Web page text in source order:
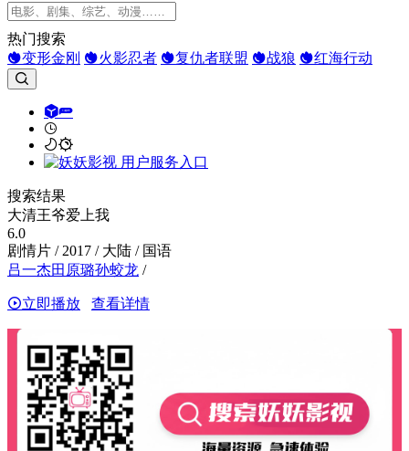
热门搜索
变形金刚
火影忍者 复仇者联盟 战狼 红海行动
搜索结果
大清王爷爱上我
6.0
剧情片 / 2017 / 大陆 / 国语
吕一杰田原璐孙蛟龙 /
立即播放 查看详情